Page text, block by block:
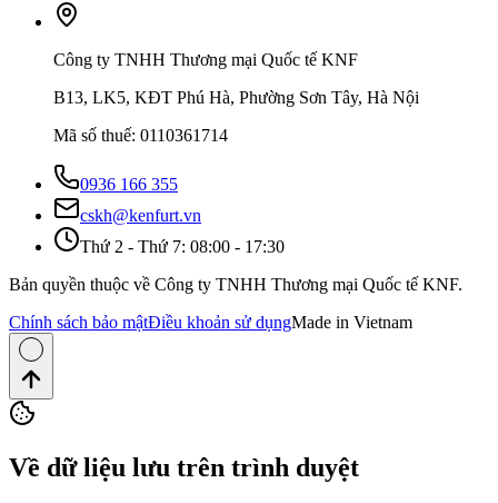
Công ty TNHH Thương mại Quốc tế KNF
B13, LK5, KĐT Phú Hà, Phường Sơn Tây, Hà Nội
Mã số thuế: 0110361714
0936 166 355
cskh@kenfurt.vn
Thứ 2 - Thứ 7: 08:00 - 17:30
Bản quyền thuộc về Công ty TNHH Thương mại Quốc tế KNF.
Chính sách bảo mậtĐiều khoản sử dụngMade in Vietnam
Về dữ liệu lưu trên trình duyệt